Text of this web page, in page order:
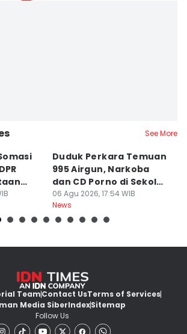
See More
Duduk Perkara Temuan
995 Airgun, Narkoba
dan CD Porno di Sekolah
Jaksel
06 Agu 2026, 17:54 WIB
News
TeamContact UsTerms of Services
Media SiberIndexSitemap
Follow Us